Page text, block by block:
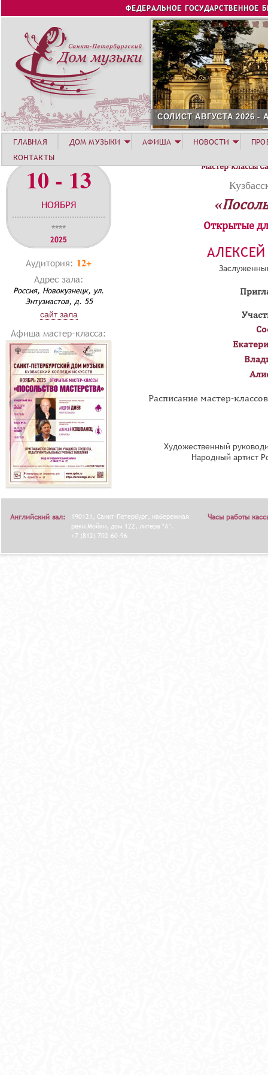
Jump to navigation
ФЕДЕРАЛЬНОЕ ГОСУДАРСТВЕННОЕ
СОЛИСТ АВГУСТА 2026 -
10 - 13
НОЯБРЯ
****
2025
Аудитория: 12+
Адрес зала:
Россия, Новокузнецк, ул.
Энтузиастов, д. 55
сайт зала
Афиша мастер-класса:
Мастер-классы
Открытые
Расписание мастер-
Художественный
Народный артист
ГЛАВНАЯ ДОМ МУЗЫКИ АФИША НОВОСТИ
КОНТАКТЫ
Английский зал:
190121, Санкт-Петербург, набережная
реки Мойки, дом 122, литера "А".
+7 (812) 702-60-96
Часы работы